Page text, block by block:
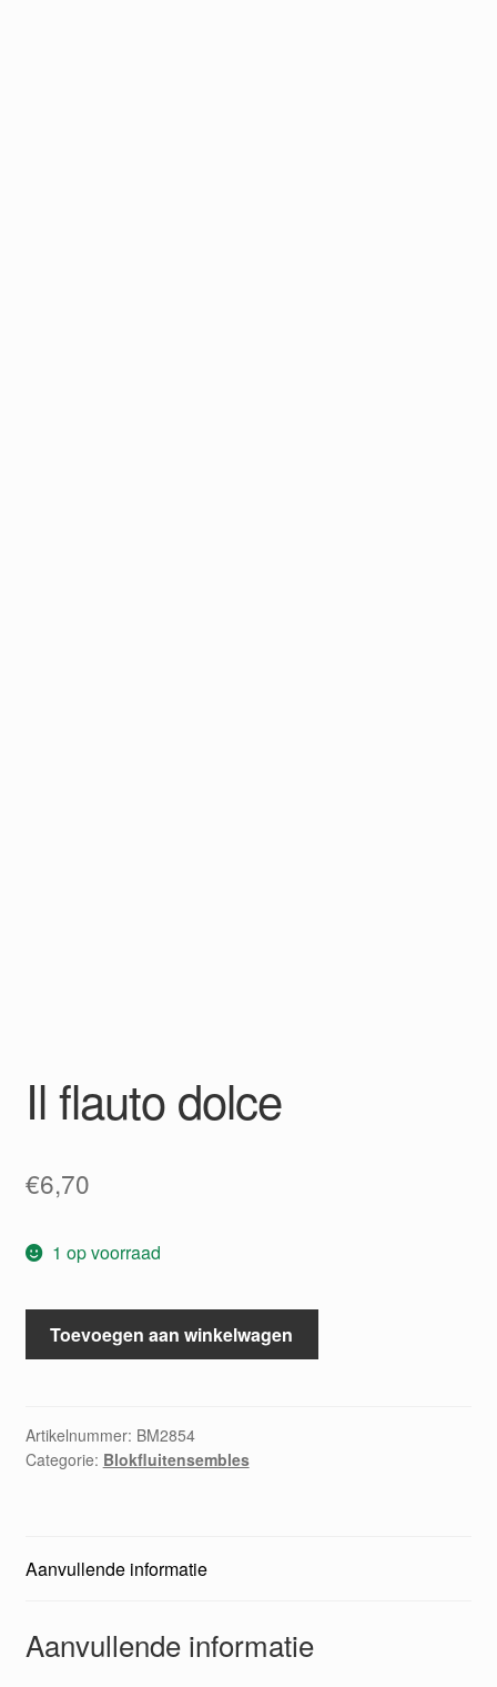
Il flauto dolce
€6,70
1 op voorraad
flauto
Toevoegen aan winkelwagen
Artikelnummer: BM2854
Categorie: Blokfluitensembles
Aanvullende informatie
Aanvullende informatie